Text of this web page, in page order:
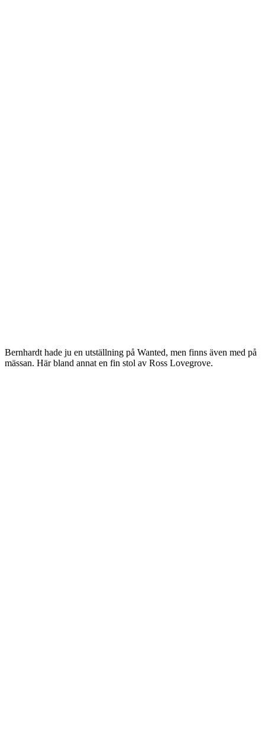
Bernhardt hade ju en utställning på Wanted, men finns även med på
mässan. Här bland annat en fin stol av Ross Lovegrove.